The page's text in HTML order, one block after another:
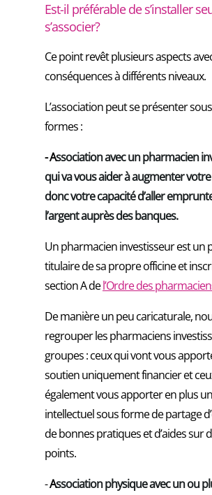
Est-il préférable de s’installer
s’associer?
Ce point revêt plusieurs aspects
conséquences à différents niveaux.
L’association peut se présenter
formes :
- Association avec un pharmacien
qui va vous aider à augmenter
donc votre capacité d’aller
l’argent auprès des banques.
Un pharmacien investisseur est un
titulaire de sa propre officine et
section A del’Ordre des
De manière un peu caricaturale,
regrouper les pharmaciens
groupes : ceux qui vont vous
soutien uniquement financier et
également vous apporter en plus
intellectuel sous forme de partage
de bonnes pratiques et d’aides sur
points.
-Association physique avec un ou